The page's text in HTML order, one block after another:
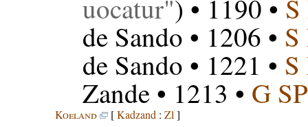
uocatur ) • 1190 •
de Sando • 1206 •
de Sando • 1221 •
Zande• 1213 • G SP
Koeland [Kadzand : Zl ]